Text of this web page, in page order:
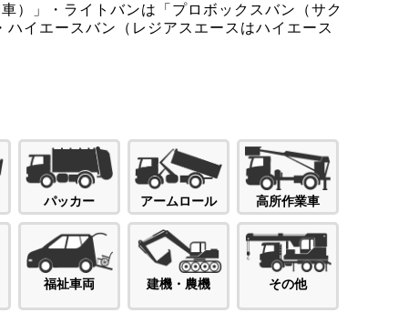
）」・ライトバンは「プロボックスバン（サク
イエースバン（レジアスエースはハイエース
パッカー アームロール 高所作業車
福祉車両 建機・農機 その他